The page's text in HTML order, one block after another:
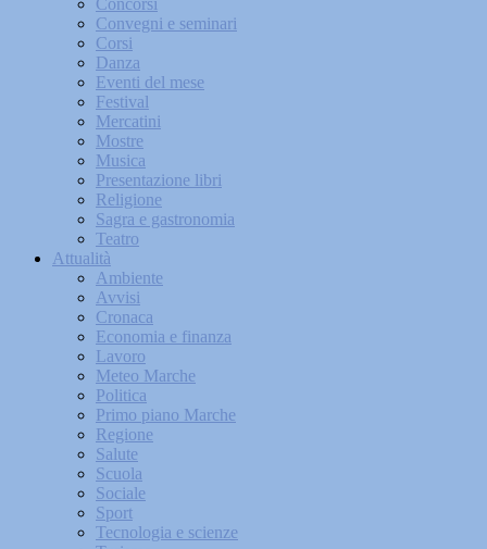
Concorsi
Convegni e seminari
Corsi
Danza
Eventi del mese
Festival
Mercatini
Mostre
Musica
Presentazione libri
Religione
Sagra e gastronomia
Teatro
Attualità
Ambiente
Avvisi
Cronaca
Economia e finanza
Lavoro
Meteo Marche
Politica
Primo piano Marche
Regione
Salute
Scuola
Sociale
Sport
Tecnologia e scienze